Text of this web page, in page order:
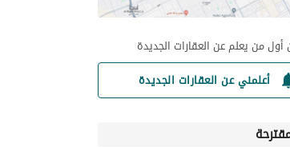
أول من يعلم عن العقارات الجديدة
أعلمني عن العقارات الجديدة